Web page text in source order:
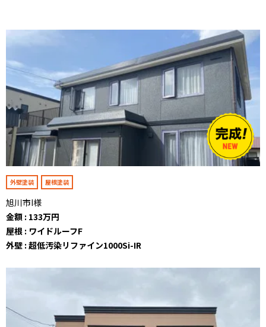
外壁塗装 屋根塗装
旭川市I様
金額 : 133万円
屋根 : ワイドルーフF
外壁 : 超低汚染リファイン1000Si-IR